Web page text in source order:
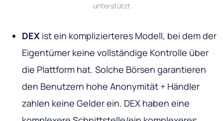
unterstützt
DEX ist ein komplizierteres Modell, bei dem der
Eigentümer keine vollständige Kontrolle über
die Plattform hat. Solche Börsen garantieren
den Benutzern hohe Anonymität + Händler
zahlen keine Gelder ein. DEX haben eine